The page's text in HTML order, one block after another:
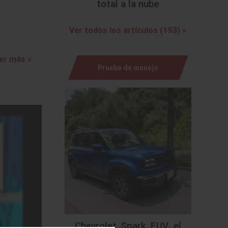
más »
total a la nube
Ver todos los artículos (193) »
Prueba de manejo